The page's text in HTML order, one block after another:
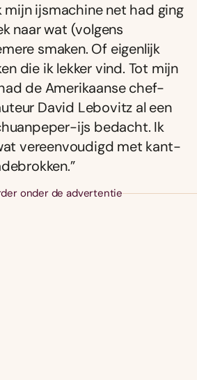
mijn ijsmachine net had ging
naar wat (volgens
smaken. Of eigenlijk
die ik lekker vind. Tot mijn
de Amerikaanse chef-
David Lebovitz al een
ijs bedacht. Ik
vereenvoudigd met kant-
onder de advertentie